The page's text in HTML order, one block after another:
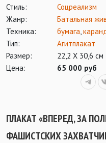
Стиль:
Соцреализм
Жанр:
Батальная
Техника:
бумага
Тип:
Агитплакат
Размер:
22,2 Х 30,6 см
Цена:
65 000 руб
ПЛАКАТ «ВПЕРЕД, ЗА
ФАШИСТСКИХ